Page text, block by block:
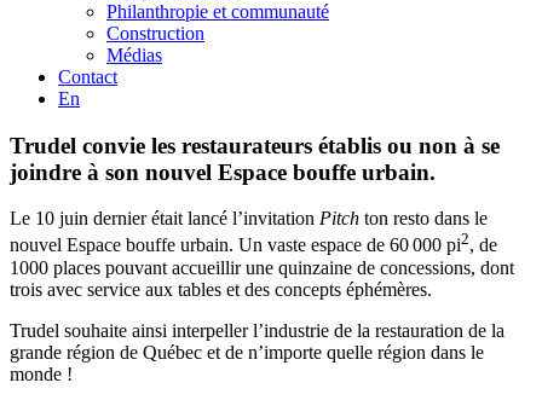
Philanthropie et communauté
Construction
Médias
Contact
En
Trudel convie les restaurateurs établis ou non à se
joindre à son nouvel Espace bouffe urbain.
Le 10 juin dernier était lancé l’invitation Pitch ton resto dans le
nouvel Espace bouffe urbain. Un vaste espace de 60 000 pi2, de
1000 places pouvant accueillir une quinzaine de concessions, dont
trois avec service aux tables et des concepts éphémères.
Trudel souhaite ainsi interpeller l’industrie de la restauration de la
grande région de Québec et de n’importe quelle région dans le
monde !